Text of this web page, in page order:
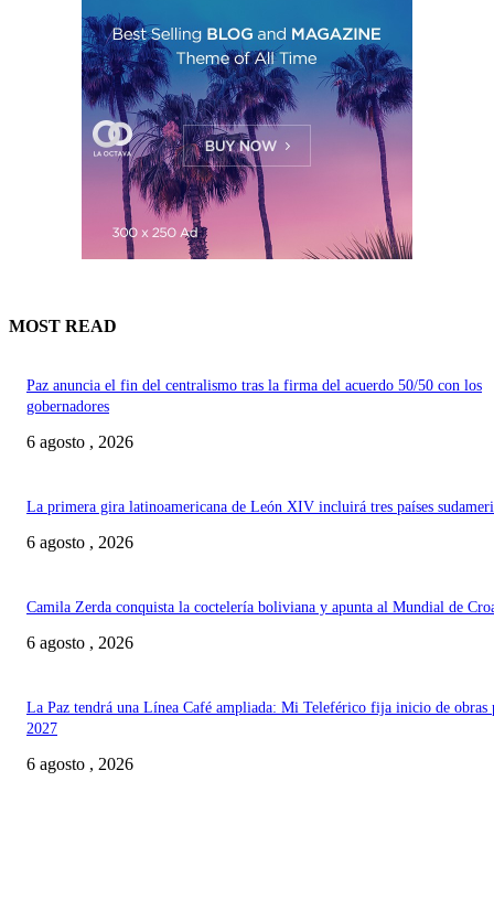
MOST READ
Paz anuncia el fin del centralismo tras la firma del acuerdo 50/50 con los
gobernadores
6 agosto , 2026
La primera gira latinoamericana de León XIV incluirá tres países
6 agosto , 2026
Camila Zerda conquista la coctelería boliviana y apunta al Mundial de
6 agosto , 2026
La Paz tendrá una Línea Café ampliada: Mi Teleférico fija inicio de obras
2027
6 agosto , 2026